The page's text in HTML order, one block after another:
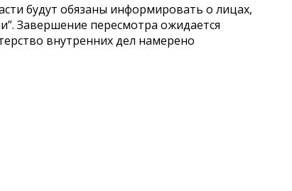
будут обязаны информировать о лицах,
Завершение пересмотра ожидается
внутренних дел намерено